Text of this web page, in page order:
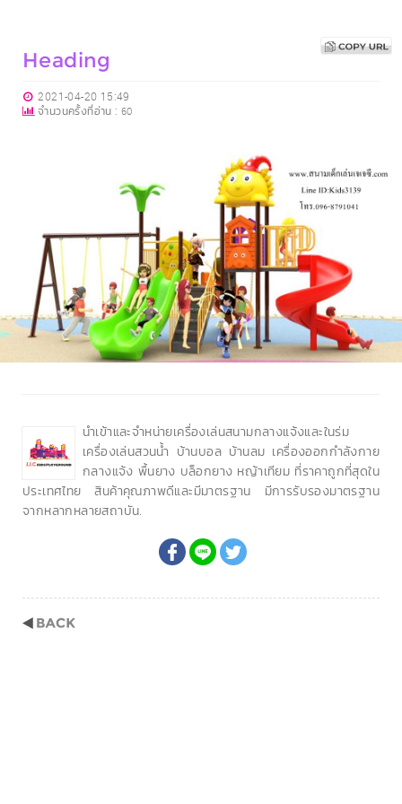
Heading
2021-04-20 15:49
จำนวนครั้งที่อ่าน : 60
นำเข้าและจำหน่ายเครื่องเล่นสนามกลางแจ้งและในร่ม
เครื่องเล่นสวนน้ำ บ้านบอล บ้านลม เครื่องออกกำลังกาย
กลางแจ้ง พื้นยาง บล็อกยาง หญ้าเทียม ที่ราคาถูกที่สุดใน
ประเทศไทย สินค้าคุณภาพดีและมีมาตรฐาน มีการรับรองมาตรฐาน
จากหลากหลายสถาบัน.